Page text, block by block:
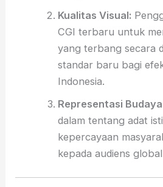
Kualitas Visual:
CGI terbaru untuk
yang terbang secara
standar baru bagi
Indonesia.
Representasi
dalam tentang adat
kepercayaan
kepada audiens